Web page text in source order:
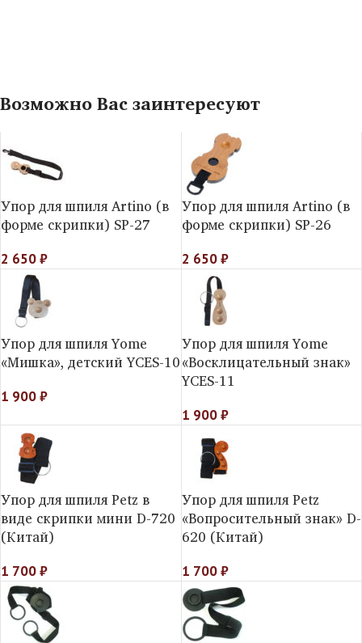
Возможно Вас заинтересуют
Упор для шпиля Artino (в
форме скрипки) SP-27
2 650₽
Упор для шпиля Artino (в
форме скрипки) SP-26
2 650₽
Упор для шпиля Yome
«Мишка», детский YCES-10
1 900₽
Упор для шпиля Yome
«Восклицательный знак»
YCES-11
1 900₽
Упор для шпиля Petz в
виде скрипки мини D-720
(Китай)
1 700₽
Упор для шпиля Petz
«Вопросительный знак» D-
620 (Китай)
1 700₽